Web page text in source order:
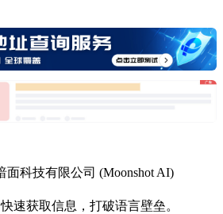
面科技有限公司 (Moonshot AI)
快速获取信息，打破语言壁垒。